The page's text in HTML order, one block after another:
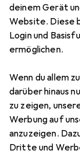
deinem Gerät
Website. Diese
Login und
ermöglichen.
Wenn du allem
darüber hinaus
zu zeigen,
Werbung auf
anzuzeigen.
Dritte und
Pferd
EUR
167,79
Bewertungen